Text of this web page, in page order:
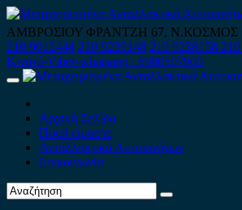
Skip
to
content
ΑΜΒΡΟΣΙΟΥ ΦΡΑΝΤΖΗ 67, Ν.ΚΟΣΜΟΣ
210 9012444 210 9239148 210 9238158
Κινητό-Viber-whatsapp : 6980507900
Primary
Αρχική Σελίδα
Ποιοί είμαστε
Ανταλλακτικά Αυτοκινήτων
Επικοινωνία